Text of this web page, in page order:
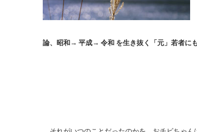
論、昭和→ 平成→ 令和 を生き抜く「元」若者にも